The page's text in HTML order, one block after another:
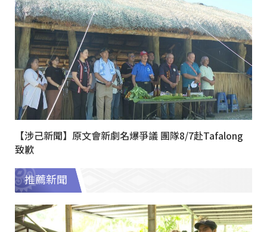
【涉己新聞】原文會新劇名爆爭議 團隊8/7赴Tafalong
致歉
推薦新聞